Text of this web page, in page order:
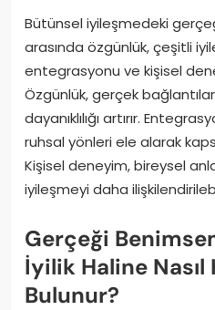
Bütünsel iyileşmedeki
arasında özgünlük, çeşitli
entegrasyonu ve kişisel
Özgünlük, gerçek
dayanıklılığı artırır.
ruhsal yönleri ele alarak
Kişisel deneyim, bireysel
iyileşmeyi daha
Gerçeği
İyilik Haline Nasıl
Bulunur?